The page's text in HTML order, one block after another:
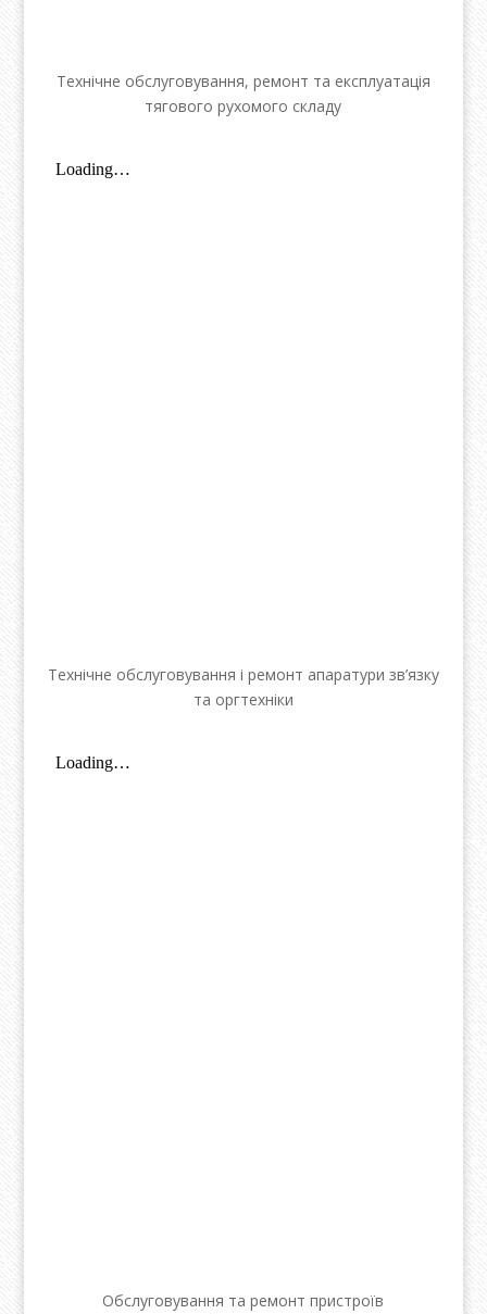
Технічне обслуговування, ремонт та експлуатація
тягового рухомого складу
Технічне обслуговування і ремонт апаратури зв’язку
та оргтехніки
Обслуговування та ремонт пристроїв